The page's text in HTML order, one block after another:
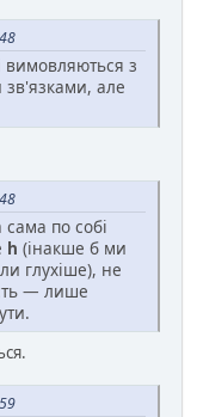
вимовляються з
але
по собі
h (інакше б ми
глухіше), не
— лише